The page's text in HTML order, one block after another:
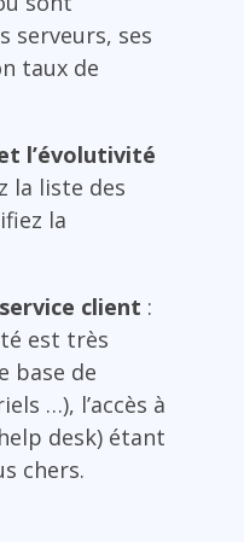
serveurs, ses
taux de
l’évolutivité
la liste des
la
client :
est très
base de
…), l’accès à
desk) étant
chers.